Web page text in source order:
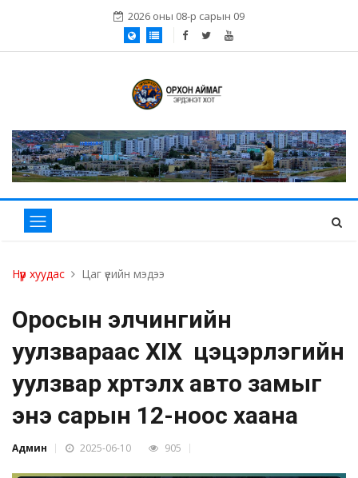
2026 оны 08-р сарын 09
Нүүр хуудас Цаг үеийн мэдээ
Оросын элчингийн
уулзвараас XIX цэцэрлэгийн
уулзвар хүртэлх авто замыг
энэ сарын 12-ноос хаана
Админ 2025-06-10 905